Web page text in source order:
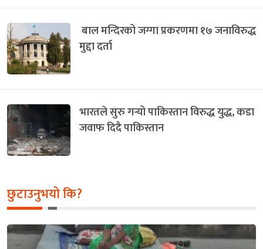
बाल मन्दिरको जग्गा प्रकरणमा १७ जनाविरुद्ध
मुद्दा दर्ता
भारतले सुरु गर्‍यो पाकिस्तान विरुद्ध युद्ध, कडा
जवाफ दिदै पाकिस्तान
छुटाउनुभयो कि?